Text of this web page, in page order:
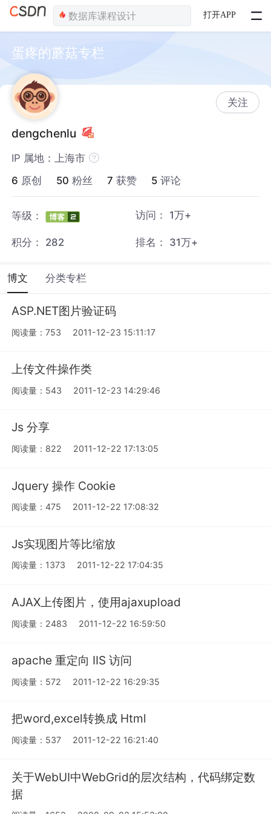
打开APP
蛋疼的蘑菇专栏
关注
dengchenlu
IP 属地：上海市
6 原创 50 粉丝 7 获赞 5 评论
等级： 访问： 1万+
积分： 282 排名： 31万+
博文 分类专栏
ASP.NET图片验证码
阅读量：753 2011-12-23 15:11:17
上传文件操作类
阅读量：543 2011-12-23 14:29:46
Js 分享
阅读量：822 2011-12-22 17:13:05
Jquery 操作 Cookie
阅读量：475 2011-12-22 17:08:32
Js实现图片等比缩放
阅读量：1373 2011-12-22 17:04:35
AJAX上传图片，使用ajaxupload
阅读量：2483 2011-12-22 16:59:50
apache 重定向 IIS 访问
阅读量：572 2011-12-22 16:29:35
把word,excel转换成 Html
阅读量：537 2011-12-22 16:21:40
关于WebUI中WebGrid的层次结构，代码绑定数
据